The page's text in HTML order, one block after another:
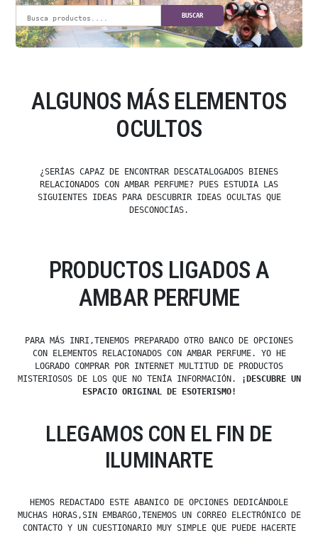
BUSCAR
ALGUNOS MÁS ELEMENTOS
OCULTOS
¿SERÍAS CAPAZ DE ENCONTRAR DESCATALOGADOS BIENES
RELACIONADOS CON AMBAR PERFUME? PUES ESTUDIA LAS
SIGUIENTES IDEAS PARA DESCUBRIR IDEAS OCULTAS QUE
DESCONOCÍAS.
PRODUCTOS LIGADOS A
AMBAR PERFUME
PARA MÁS INRI,TENEMOS PREPARADO OTRO BANCO DE OPCIONES
CON ELEMENTOS RELACIONADOS CON AMBAR PERFUME. YO HE
LOGRADO COMPRAR POR INTERNET MULTITUD DE PRODUCTOS
MISTERIOSOS DE LOS QUE NO TENÍA INFORMACIÓN.
¡DESCUBRE UN
ESPACIO ORIGINAL DE ESOTERISMO!
LLEGAMOS CON EL FIN DE
ILUMINARTE
HEMOS REDACTADO ESTE ABANICO DE OPCIONES DEDICÁNDOLE
MUCHAS HORAS,SIN EMBARGO,TENEMOS UN CORREO ELECTRÓNICO DE
CONTACTO Y UN CUESTIONARIO MUY SIMPLE QUE PUEDE HACERTE